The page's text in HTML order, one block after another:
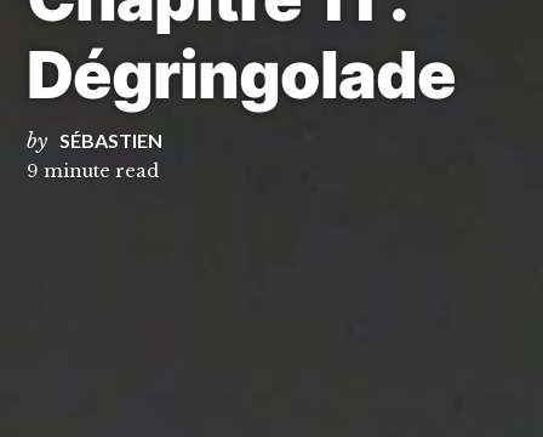
Dégringolade
by SÉBASTIEN
9 minute read